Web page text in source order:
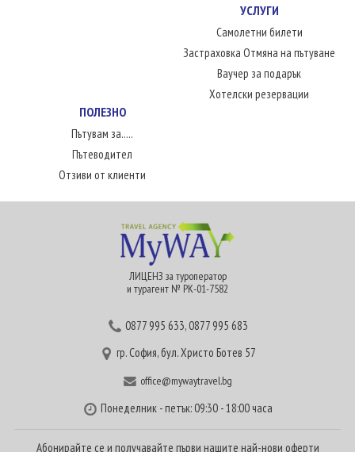
УСЛУГИ
Самолетни билети
Застраховка Отмяна на пътуване
Ваучер за подарък
Хотелски резервации
ПОЛЕЗНО
Пътувам за.....
Пътеводител
Отзиви от клиенти
ЛИЦЕНЗ за туроператор
и турагент № РК-01-7582
0877 995 633,0877 995 683
гр. София, бул. Христо Ботев 57
office@mywaytravel.bg
Понеделник - петък: 09:30 - 18:00 часа
Абонирайте се и получавайте първи нашите най-нови оферти